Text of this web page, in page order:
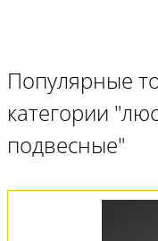
Популярные
категории
подвесные"